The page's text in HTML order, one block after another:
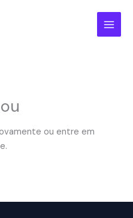
ou entre em